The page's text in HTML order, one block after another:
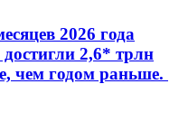
2026 года
2,6* трлн
чем годом раньше.